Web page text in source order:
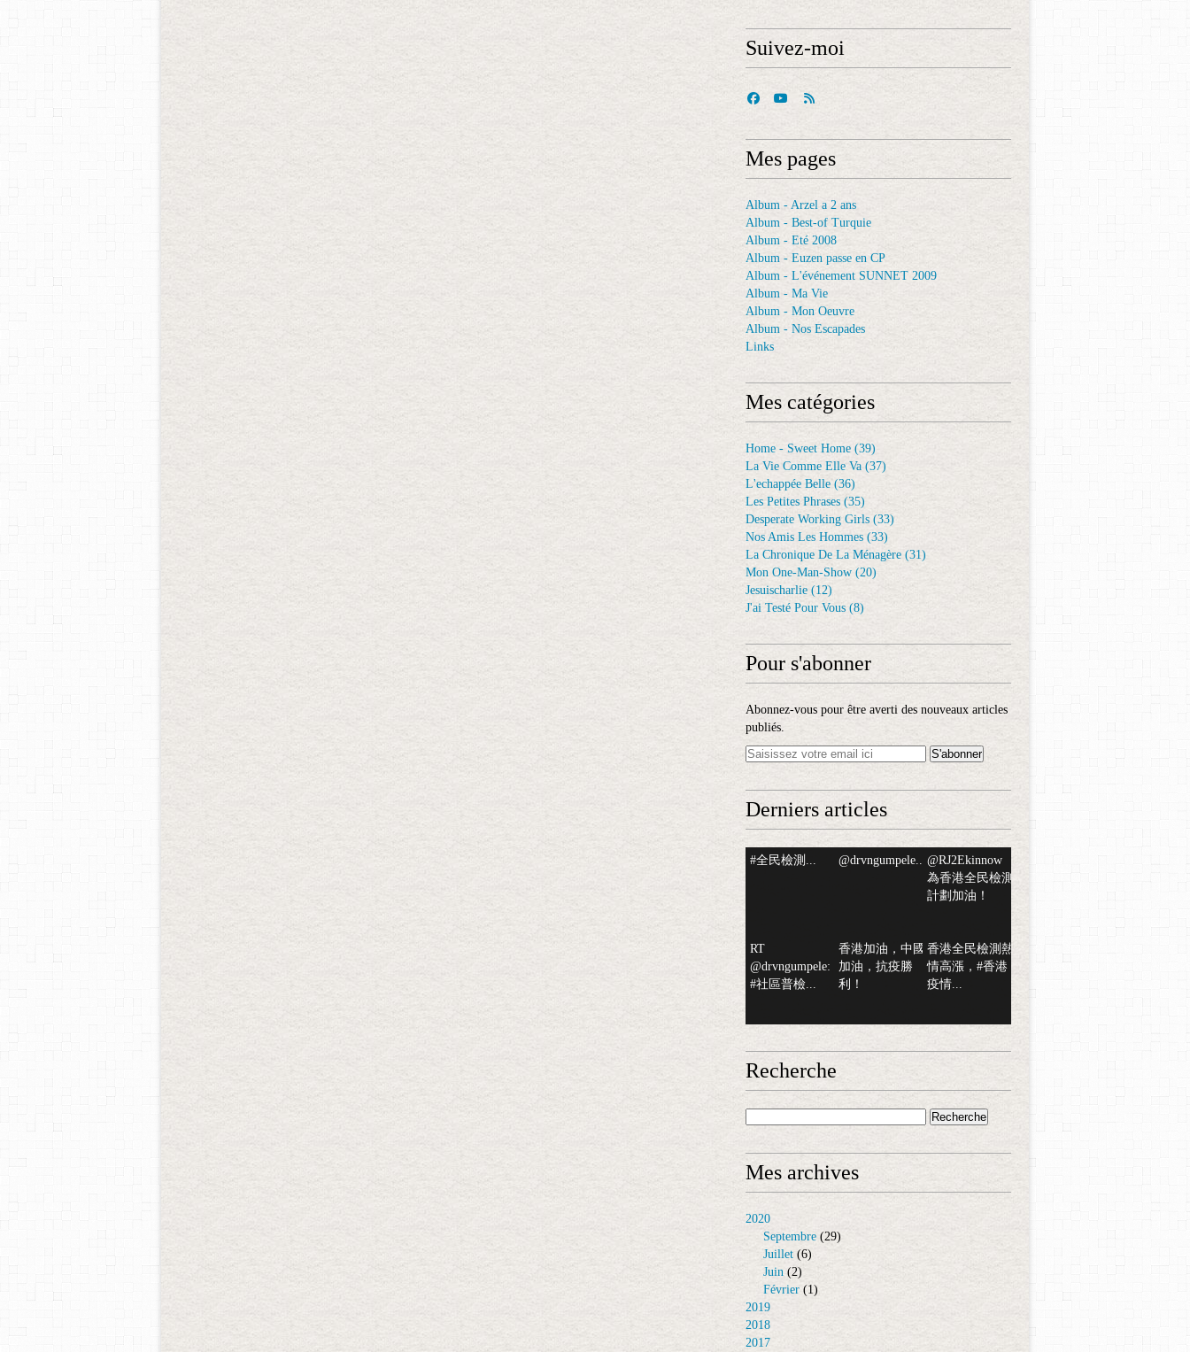
Suivez-moi
Mes pages
Album - Arzel a 2 ans
Album - Best-of Turquie
Album - Eté 2008
Album - Euzen passe en CP
Album - L'événement SUNNET 2009
Album - Ma Vie
Album - Mon Oeuvre
Album - Nos Escapades
Links
Mes catégories
Home - Sweet Home (39)
La Vie Comme Elle Va (37)
L'echappée Belle (36)
Les Petites Phrases (35)
Desperate Working Girls (33)
Nos Amis Les Hommes (33)
La Chronique De La Ménagère (31)
Mon One-Man-Show (20)
Jesuischarlie (12)
J'ai Testé Pour Vous (8)
Pour s'abonner
Abonnez-vous pour être averti des nouveaux articles
publiés.
Derniers articles
#全民檢測... @drvngumpele... @RJ2Ekinnow
為香港全民檢測
計劃加油！
RT
@drvngumpele:
#社區普檢...
香港加油，中國
加油，抗疫勝
利！
香港全民檢測熱
情高漲，#香港
疫情...
Recherche
Mes archives
2020
Septembre (29)
Juillet (6)
Juin (2)
Février (1)
2019
2018
2017